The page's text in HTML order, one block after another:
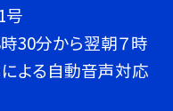
号
30分から翌朝７時
よる自動音声対応